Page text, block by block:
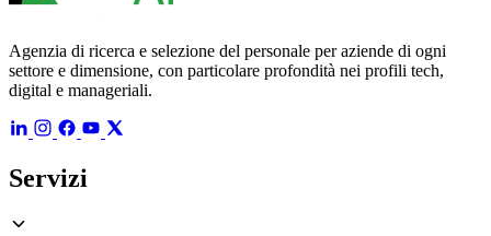
Agenzia di ricerca e selezione del personale per aziende di ogni
settore e dimensione, con particolare profondità nei profili tech,
digital e manageriali.
Servizi